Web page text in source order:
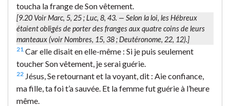
toucha la frange de Son vêtement.
[9.20 Voir Marc, 5, 25 ; Luc, 8, 43. — Selon la loi, les Hébreux
étaient obligés de porter des franges aux quatre coins de leurs
manteaux (voir Nombres, 15, 38 ; Deutéronome, 22, 12).]
21 Car elle disait en elle-même : Si je puis seulement
toucher Son vêtement, je serai guérie.
22 Jésus, Se retournant et la voyant, dit : Aie confiance,
ma fille, ta foi t’a sauvée. Et la femme fut guérie à l’heure
même.